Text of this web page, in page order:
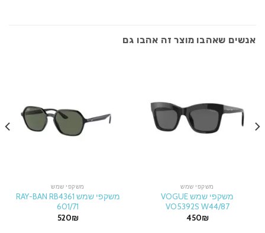
אנשים שאהבו מוצר זה אהבו גם
משקפי שמש
משקפי שמש VOGUE
VO5392S W44/87
450₪
משקפי שמש
משקפי שמש RAY-BAN RB4361
601/71
520₪